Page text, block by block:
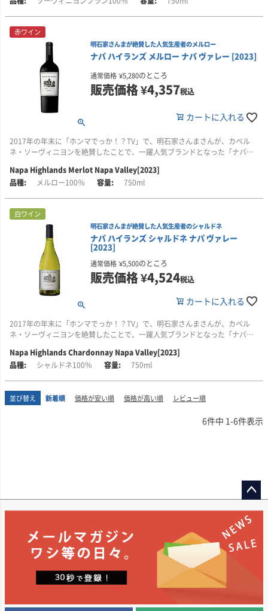
る上質なカリフォルニアワインをお探しの方に、ぜひおすすめしたいワイン
■醸造について
ブドウは優しく破砕した後、48時間の低温浸漬により、アロマと色合いをゆ
っくりと引き出してから主発酵に入ります。主発酵終了後は、さらに2週間、
果皮や果梗とともにマセラシオンを行い、まろやかな果実味を引き出しま
す。優しく圧搾した後、フランスオーク樽(主に新樽)で18か月間熟成されま
す。アルコール度14.5％。
■ナパ・ハイランズについて
コストパフォーマンスを実現するワインを手がける生産者です。
んが、カベルネ・ソーヴィニヨンを絶賛したことから注目を集め、一躍その
名が知られるようになりました。その後も人気が高まり、現在では定番のカ
当初はカベルネ・ソーヴィニヨンのみの展開でしたが、現在はシャルドネ、
メルロー、ジンファンデル、ソーヴィニヨン・ブランとラインナップも拡
大。幅広いニーズに応えるワインを生み出しています。
「ナパ・ハイランズ」は、ナパ・ヴァレーのブドウ栽培農家と信頼関係を築
きながら、品種ごとに最適なテロワールを見極め、各地区から厳選したブド
ウをブレンド。ナパらしさを大切にしつつ、土地の個性を引き出したワイン
造りが特徴です。ラベルには、ナパ・ヴァレーのどこか懐かしい田園風景が
描かれ、自然の恵みに育まれた良質なワインであることが表現されていま
ナパ・ヴァレーの魅力を素直に、そして丁寧に表現した1本。気取らず楽しめ
です！
遅れたものの、結実までの流れは順調で、夏には22～24℃の穏やかな気候が
香りと美しいバランスを備えた、素晴らしいワインを生み出しています。
■栽培について
2023年のジンファンデルには、カリフォルニア/ナパ・ヴァレーのセント・
ヘレナ地区で収穫されたブドウ主体に使用されています。粘土質のローム土
壌に植えられた、樹齢40年以上の古木から収穫されたブドウを使用。深く根
を張った古木は、果実に凝縮感と複雑さをもたらし、豊かな風味と奥行きの
ある、味わい深いワインとなります。
来のフレッシュな果実味をしっかりと引き出しています。その後、フランス
産とアメリカ産、50％ずつのオーク樽で24か月間じっくりと熟成。樽由来の
風味がバランスよく溶け合い、奥行きのある味わいに仕上がっています。ア
ルコール度14.5％。
■ナパ・ハイランズについて
カリフォルニアの銘醸地ナパ・ヴァレーで収穫されたブドウを使用し、高い
コストパフォーマンスを実現するワインを手がける生産者です。
日本では2017年末、テレビ番組「ホンマでっか！？TV」で、明石家さんまさ
んが、カベルネ・ソーヴィニヨンを絶賛したことから注目を集め、一躍その
名が知られるようになりました。その後も人気が高まり、現在では定番のカ
リフォルニアワインとして多くの支持を集めています。
当初はカベルネ・ソーヴィニヨンのみの展開でしたが、現在はシャルドネ、
大。幅広いニーズに応えるワインを生み出しています。
「ナパ・ハイランズ」は、ナパ・ヴァレーのブドウ栽培農家と信頼関係を築
きながら、品種ごとに最適なテロワールを見極め、各地区から厳選したブド
ウをブレンド。ナパらしさを大切にしつつ、土地の個性を引き出したワイン
造りが特徴です。ラベルには、ナパ・ヴァレーのどこか懐かしい田園風景が
描かれ、自然の恵みに育まれた良質なワインであることが表現されていま
す。
ナパ・ヴァレーの魅力を素直に、そして丁寧に表現した1本。気取らず楽しめ
清涼感のある香りが心地よく広がり、そこにアプリコットやハチミツ、パイ
ナップル、熟したスモモといったトロピカルフルーツの香りが重なります。
さらに、濡れた石を思わせるようなミネラル感がアクセントとなり、香りに
奥行きを与えています。
美しい酸が全体をやさしくまとめており、決して重たくはありませんが、樽
由来の風味が複雑さと丸みを加え、バランスの取れた味わいに仕上がってい
野菜の天ぷらや焼き魚とも好相性。和洋問わず、さまざまなお料理と合わせ
てお楽しみいただけます。
■ヴィンテージについて
2023年のナパ・ヴァレーは、過去10年以上で最も長い生育期間に恵まれた年
となりました。シーズンを通じて穏やかで安定した天候が続き、収量は平均
を上回り、ブドウはゆっくりと時間をかけて成熟。品質の高さが際立つ、記
憶に残るヴィンテージとなりました。
冬から春にかけての豊富な雨が貯水池を満たし、土壌にたっぷりと潤いを与
えたことで、芽吹きは理想的な条件のもとでスタート。開花は例年よりやや
遅れたものの、結実までの流れは順調で、夏には22～24℃の穏やかな気候が
続き、ブドウはじっくりと熟していきました。
ソーヴィニヨン・ブランの収穫は、通常より2週間ほど遅い9月4日となりま
したが、十分に成熟した健康な葡萄が収穫できました。
■栽培について
2023年のソーヴィニヨン・ブランには、カリフォルニア/ナパ・ヴァレーの
中央部、ラザフォードのやや北、国道の東側に位置する単一畑(畑名は非公開
のブドウが使用されています。
この畑は、ナパ・ヴァレーらしいソーヴィニヨン・ブランを育てるのに理想
的な、涼しすぎず温かすぎない穏やかな気候に恵まれています。土壌は約4メ
ートルにわたる厚い表土を持ち、粘土質を多く含む古代の河川の堆積土壌。
保水性にも富んでいるため、ソーヴィニヨン・ブラン特有の華やかなアロマ
■醸造について
収穫後、除梗・破砕したブドウは、香りや風味をより引き出すために、低温
下でおよそ半日間スキンコンタクト（果皮との接触）を行いました。その
後、やさしくプレスし、主にステンレスタンクで発酵・熟成を実施。全体の
約20％は、2年使用したフレンチオーク樽で熟成させることで、ふくらみの
ある味わいを加えています。最終的には、タンク熟成と樽熟成のワインをブ
レンドし、香りの華やかさと味わいの調和を追求した仕上がりとなっていま
す。アルコール度14.5％。
■ナパ・ハイランズについて
赤ワイン
明石家さんまが絶賛した人気生産者のメルロー
ナパ ハイランズ メルロー ナパ ヴァレー [2023]
通常価格 ¥5,280のところ
販売価格¥4,357税込
カートに入れる
2017年の年末に「ホンマでっか！？TV」で、明石家さんまさんが、カベル
ネ・ソーヴィニヨンを絶賛したことで、一躍人気ブランドとなった「ナパ・
劣らずの素晴らしい味わいですので、是非お試しください！
ナパ・ヴァレー産メルローならではの、深みのある紫色がひときわ目を引き
ます。グラスに注ぐと、完熟したブラックベリーやブルーベリーの芳醇な香
りが立ち上がり、ほのかに漂うブラックオリーブのニュアンスがアクセント
を添えます。
ひと口含めば、豊かで広がりのある味わいとともに、きめ細やかなタンニン
が舌の上にやさしく溶け込んでいきます。余韻には、鮮やかな果実の風味が
しっかりと残り、最後まで印象的な味わいを楽しめます。
樽熟成によって生まれるまろやかな口当たりは、さまざまなお料理とよく合
いただくと、メルローの魅力がいっそう引き立ちます。中華料理をはじめ、
肉団子やスペアリブ、ロコモコ、ハンバーグ・ステーキ、甘辛ダレの焼肉、
い。
■ヴィンテージについて
2023年のナパ・ヴァレーは、過去10年以上で最も長い生育期間に恵まれた年
となりました。シーズンを通じて穏やかで安定した天候が続き、収量は平均
2023年のメルローには、カリフォルニア/ナパ・ヴァレーの中でも冷涼な気
候で知られるカーネロス地区のブドウが主に使用されています。
とりわけ恵まれた立地にある畑で育った古木のブドウが使われており、2023
年特有の長い生育期間(ハングタイム)の恩恵をしっかりと受けています。もと
もとメルローは比較的早熟な品種ですが、2023年はシーズンを通じて穏やか
な天候が続いたため、ブドウはゆっくりと完熟。これにより、果実の風味が
Napa Highlands Merlot Napa Valley[2023]
メルロー100％
750ml
白ワイン
明石家さんまが絶賛した人気生産者のシャルドネ
ナパ ハイランズ シャルドネ ナパ ヴァレー
[2023]
通常価格 ¥5,500のところ
販売価格¥4,524税込
カートに入れる
2017年の年末に「ホンマでっか！？TV」で、明石家さんまさんが、カベル
ネ・ソーヴィニヨンを絶賛したことで、一躍人気ブランドとなった「ナパ・
ず劣らずの素晴らしい味わいですので、是非お試しください！
ップルのようなトロピカルフルーツ、ほんのりと漂うハチミツのニュアンス
シーザーサラダ、ホタテのソテーやクリーム煮、エビやカニなどの甲殻類と
2023年は、年間を通して非常に涼しい気候に恵まれたヴィンテージでした。
夏には極端な暑さがなく、そのまま穏やかな気候で秋を迎え、秋の雨の降り
始めも遅かったため、ブドウはじっくりと時間をかけて成熟することができ
ました。白ブドウはこの恩恵を受け、爽やかな酸をしっかりと保ちながら、
ゆっくりと完熟。収穫は9月5日から始まり、フレッシュな酸味と生き生きと
Napa Highlands Chardonnay Napa Valley[2023]
シャルドネ100％
750ml
並び替え 新着順 価格が安い順 価格が高い順 レビュー順
6件中 1-6件表示
ジト
へ